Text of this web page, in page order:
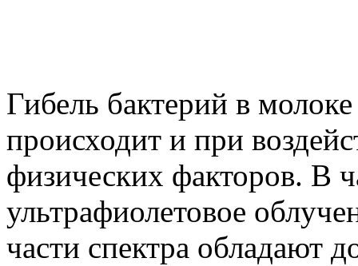
Гибель бактерий в
происходит и при
физических факторов. В
ультрафиолетовое
части спектра обладают